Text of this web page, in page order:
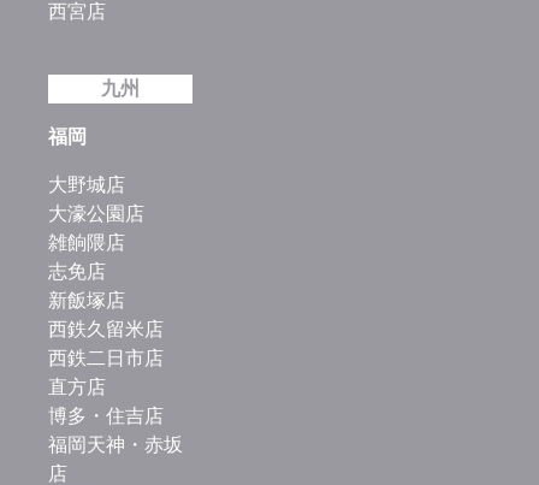
西宮店
九州
福岡
大野城店
大濠公園店
雑餉隈店
志免店
新飯塚店
西鉄久留米店
西鉄二日市店
直方店
博多・住吉店
福岡天神・赤坂
店